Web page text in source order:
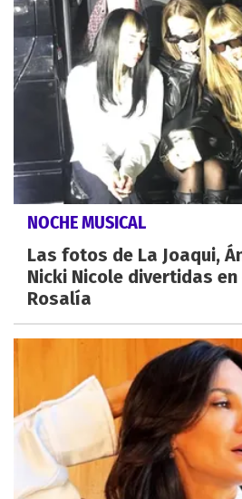
NOCHE MUSICAL
Las fotos de La Joaqui,
Nicki Nicole divertidas
Rosalía